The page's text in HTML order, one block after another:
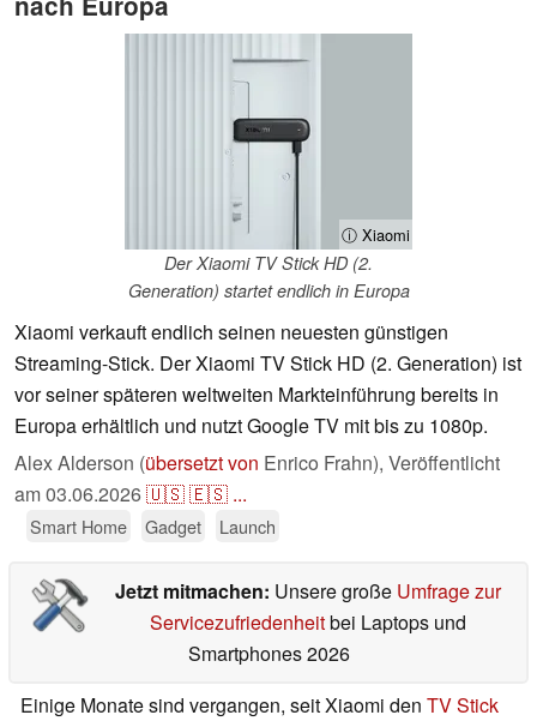
ⓘ Xiaomi
Der Xiaomi TV Stick HD (2.
Generation) startet endlich in Europa
Xiaomi verkauft endlich seinen neuesten günstigen
Streaming-Stick. Der Xiaomi TV Stick HD (2. Generation) ist
vor seiner späteren weltweiten Markteinführung bereits in
Europa erhältlich und nutzt Google TV mit bis zu 1080p.
Alex Alderson (übersetzt von Enrico Frahn), Veröffentlicht
am03.06.2026🇺🇸🇪🇸 ...
Smart Home Gadget Launch
Jetzt mitmachen: Unsere große Umfrage zur
Servicezufriedenheitbei Laptops und
Smartphones 2026
Einige Monate sind vergangen, seit Xiaomi den TV Stick